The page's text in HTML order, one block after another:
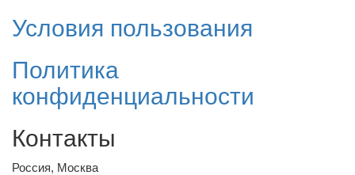
Условия пользования
Политика
конфиденциальности
Контакты
Россия, Москва